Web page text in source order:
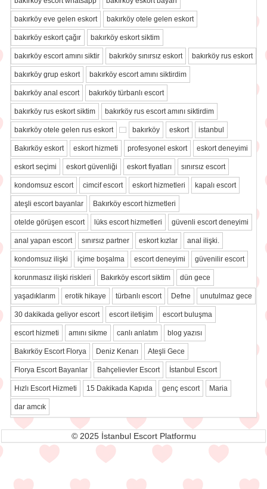
bakırköy eve gelen eskort bakırköy otele gelen eskort
bakırköy eskort çağır bakırköy eskort siktim
bakırköy escort amını siktir bakırköy sınırsız eskort bakırköy rus eskort
bakırköy grup eskort bakırköy escort amını siktirdim
bakırköy anal escort bakırköy türbanlı escort
bakırköy rus eskort siktim bakırköy rus escort amını siktirdim
bakırköy otele gelen rus eskort bakırköy eskort istanbul
Bakırköy eskort eskort hizmeti profesyonel eskort eskort deneyimi
eskort seçimi eskort güvenliği eskort fiyatları sınırsız escort
kondomsuz escort cimcif escort eskort hizmetleri kapalı escort
ateşli escort bayanlar Bakırköy escort hizmetleri
otelde görüşen escort lüks escort hizmetleri güvenli escort deneyimi
anal yapan escort sınırsız partner eskort kızlar anal ilişki.
kondomsuz ilişki içime boşalma escort deneyimi güvenilir escort
korunmasız ilişki riskleri Bakırköy escort siktim dün gece
yaşadıklarım erotik hikaye türbanlı escort Defne unutulmaz gece
30 dakikada geliyor escort escort iletişim escort buluşma
escort hizmeti amını sikme canlı anlatım blog yazısı
Bakırköy Escort Florya Deniz Kenarı Ateşli Gece
Florya Escort Bayanlar Bahçelievler Escort İstanbul Escort
Hızlı Escort Hizmeti 15 Dakikada Kapıda genç escort Maria
dar amcık
© 2025 İstanbul Escort Platformu